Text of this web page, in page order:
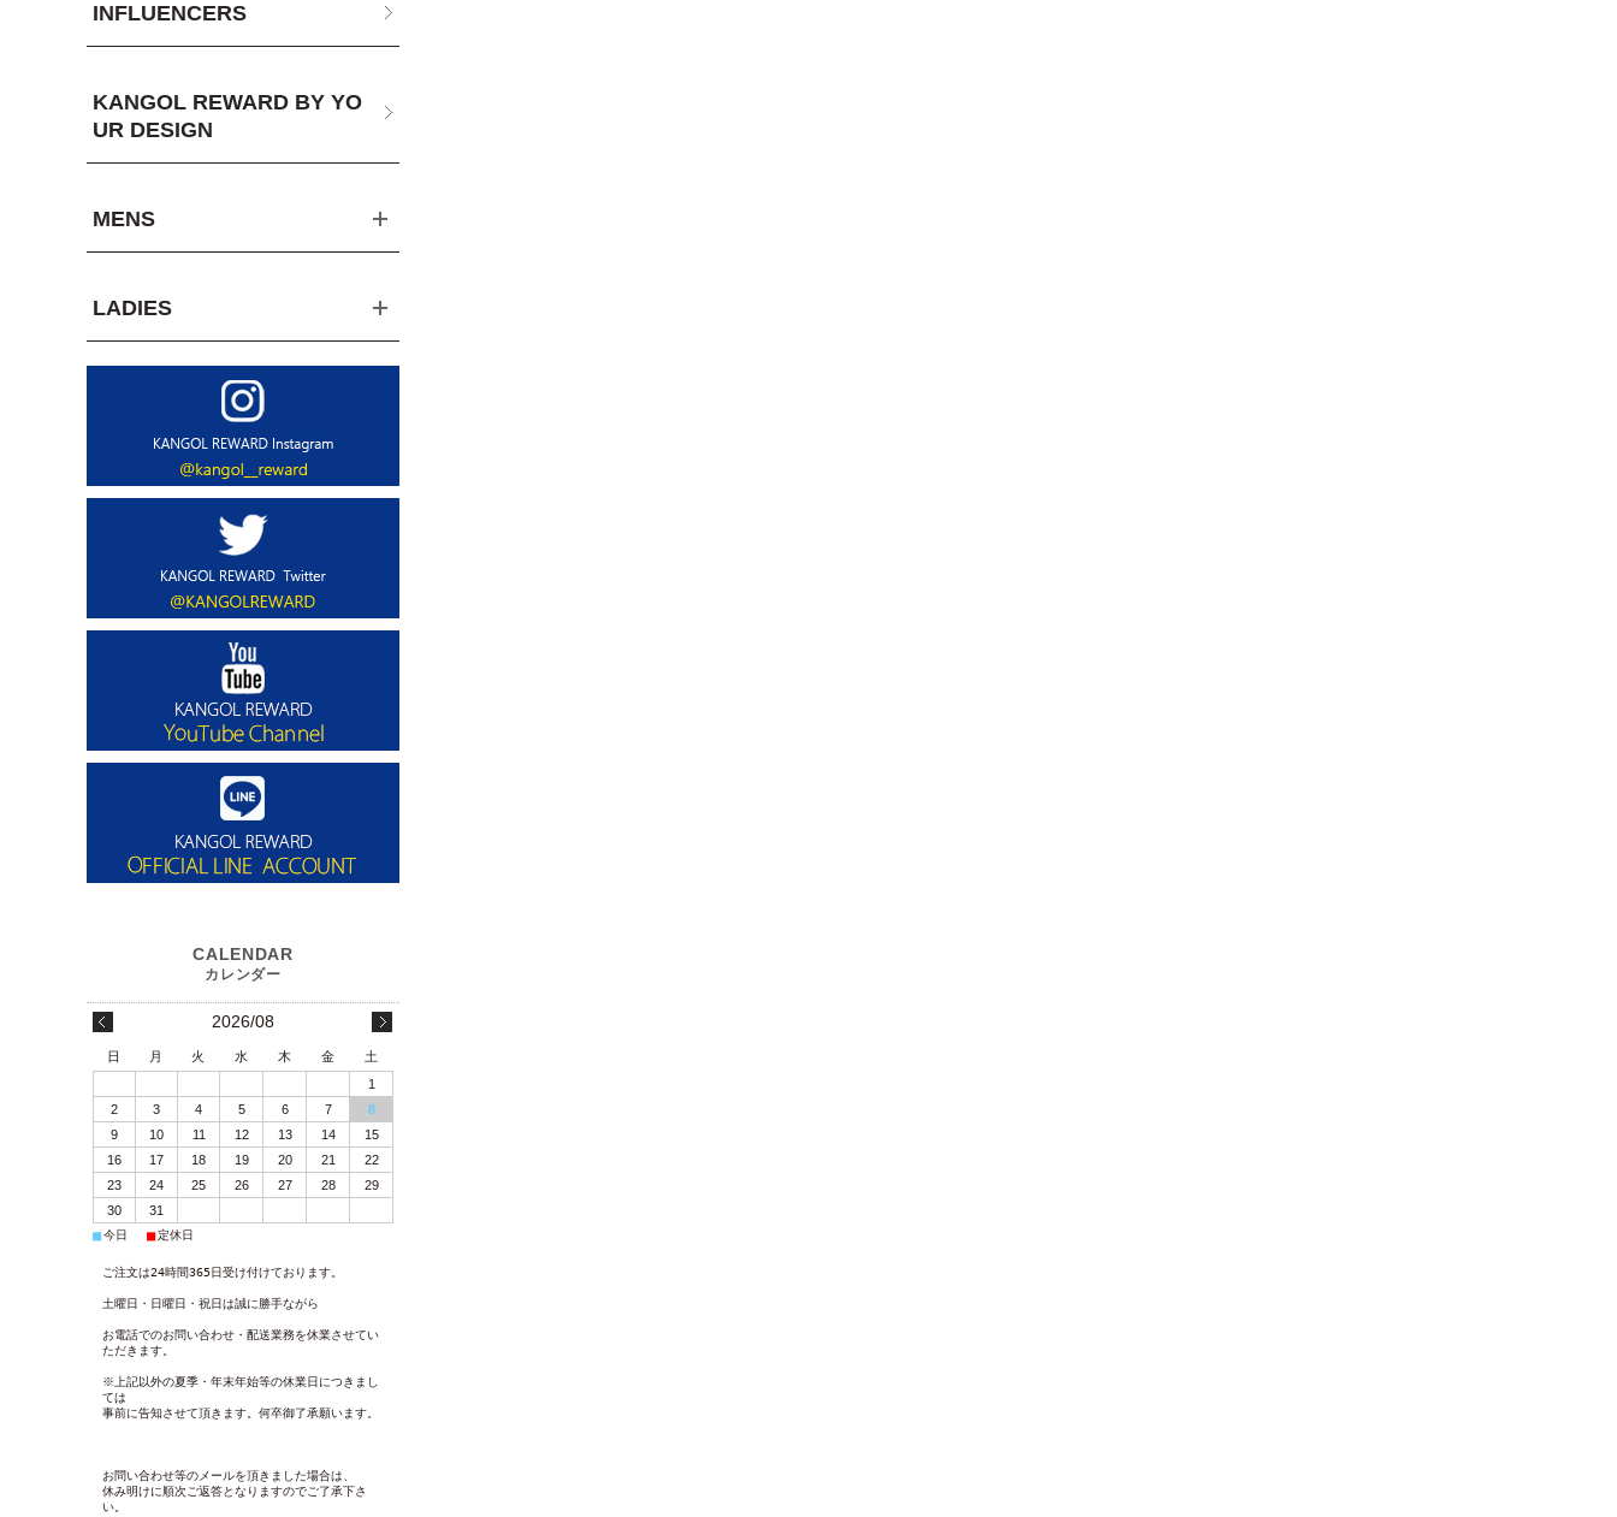
INFLUENCERS
KANGOL REWARD BY YO
UR DESIGN
MENS
LADIES
2026/08
日 月 火 水 木 金
土
1
2
3 4 5 6 7
8
9
10 11 12 13 14
15
16
17 18 19 20 21
22
23
24 25 26 27 28
29
30
31
■今日 ■定休日
ご注文は24時間365日受け付けております。
土曜日・日曜日・祝日は誠に勝手ながら
お電話でのお問い合わせ・配送業務を休業させてい
ただきます。
※上記以外の夏季・年末年始等の休業日につきまし
ては
事前に告知させて頂きます。何卒御了承願います。
お問い合わせ等のメールを頂きました場合は、
休み明けに順次ご返答となりますのでご了承下さ
い。